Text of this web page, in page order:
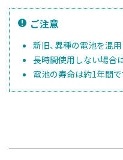
ご注意
新旧、異種の電池を混
長時間使用しない場合
電池の寿命は約1年間で